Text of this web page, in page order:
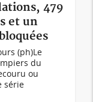
479
et un
(ph)Le
du
ou
série